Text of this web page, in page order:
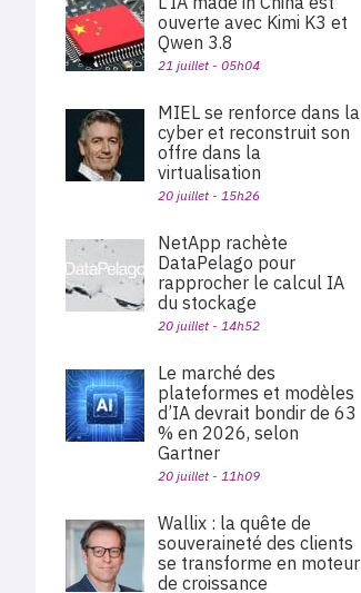
ouverte avec Kimi K3 et
Qwen 3.8
21 juillet - 05h04
MIEL se renforce dans la
cyber et reconstruit son
offre dans la
virtualisation
20 juillet - 15h26
NetApp rachète
DataPelago pour
rapprocher le calcul IA
du stockage
20 juillet - 14h52
Le marché des
plateformes et modèles
d’IA devrait bondir de 63
% en 2026, selon
Gartner
20 juillet - 11h09
Wallix : la quête de
souveraineté des clients
se transforme en moteur
de croissance